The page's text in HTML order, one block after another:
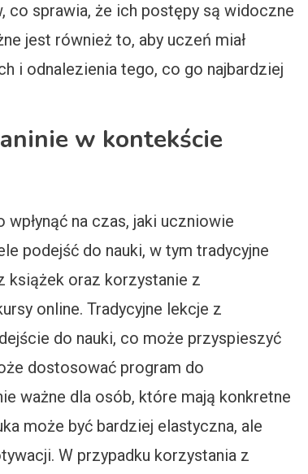
sprawia, że ich postępy są widoczne
jest również to, aby uczeń miał
i odnalezienia tego, co go najbardziej
w kontekście
na czas, jaki uczniowie
podejść do nauki, w tym tradycyjne
książek oraz korzystanie z
online. Tradycyjne lekcje z
do nauki, co może przyspieszyć
dostosować program do
ważne dla osób, które mają konkretne
może być bardziej elastyczna, ale
W przypadku korzystania z